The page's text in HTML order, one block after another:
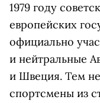
1979 году
европейских
официально
и нейтральные
и Швеция. Тем
спортсмены из